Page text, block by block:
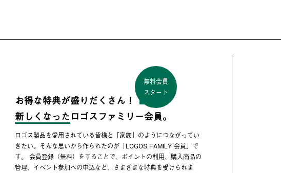
お得な特典が盛りだくさん！
無料会員
スタート
新しくなったロゴスファミリー会員。
ロゴス製品を愛用されている皆様と「家族」のようにつながってい
きたい。そんな思いから作られたのが「LOGOS FAMILY 会員」で
す。 会員登録（無料）をすることで、ポイントの利用、購入商品の
管理、イベント参加への申込など、さまざまな特典を受けられま